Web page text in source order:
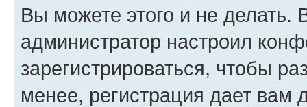
Вы можете этого и не делать.
администратор настроил
зарегистрироваться, чтобы
менее, регистрация дает вам